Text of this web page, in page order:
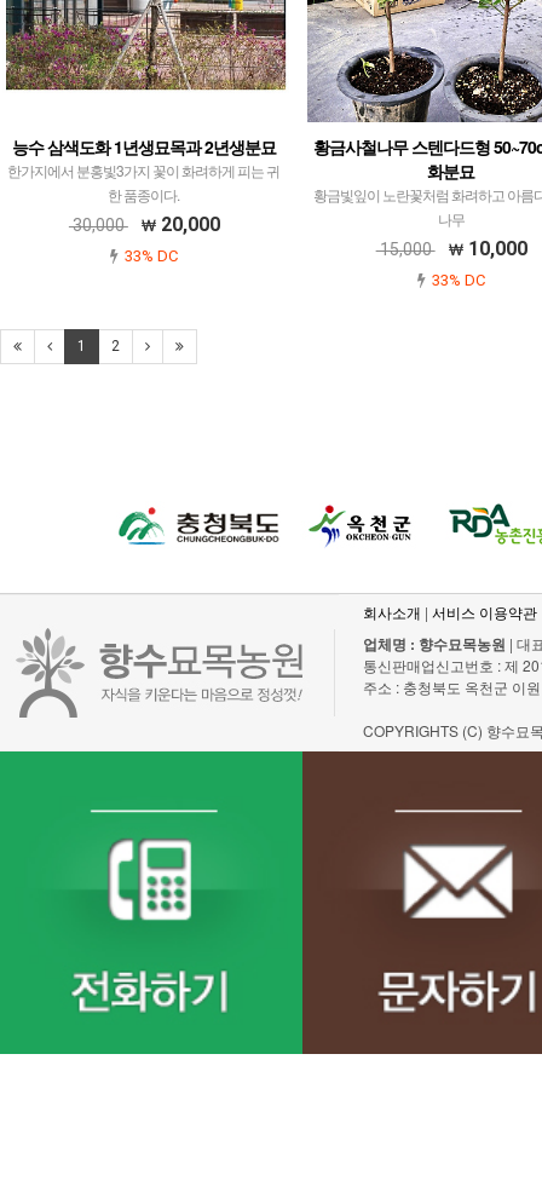
능수 삼색도화 1년생묘목과 2년생분묘
한가지에서 분홍빛3가지 꽃이 화려하게 피는 귀
한 품종이다.
30,000 20,000
33% DC
황금사철나무 스텐다드형
화분묘
황금빛잎이 노란꽃처럼 화려하고 아름
나무
15,000 10,000
33% DC
1 2
회사소개 | 서비스 이용약관
업체명 : 향수묘목농원 | 대
통신판매업신고번호 : 제
주소 : 충청북도 옥천군 이
COPYRIGHTS (C) 향수묘